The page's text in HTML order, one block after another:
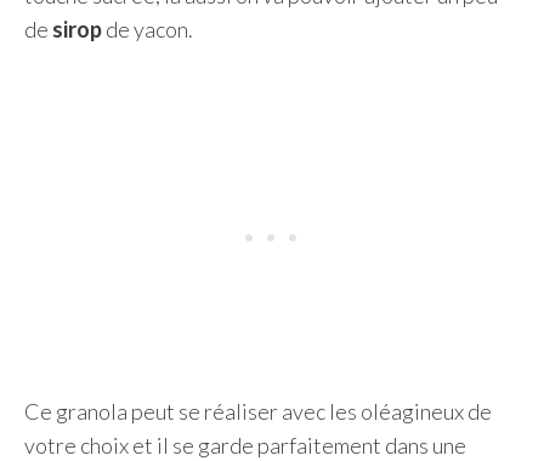
de siropde yacon.
Ce granola peut se réaliser avec les oléagineux de
votre choix et il se garde parfaitement dans une